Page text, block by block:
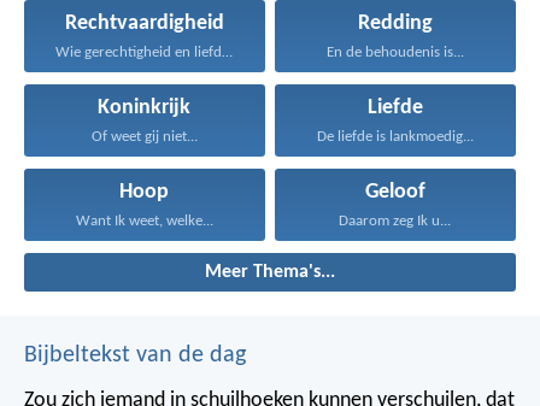
Rechtvaardigheid
Wie gerechtigheid en liefde...
Redding
En de behoudenis is...
Koninkrijk
Of weet gij niet...
Liefde
De liefde is lankmoedig...
Hoop
Want Ik weet, welke...
Geloof
Daarom zeg Ik u...
Meer Thema's...
Bijbeltekst van de dag
Zou zich iemand in schuilhoeken kunnen verschuilen, dat